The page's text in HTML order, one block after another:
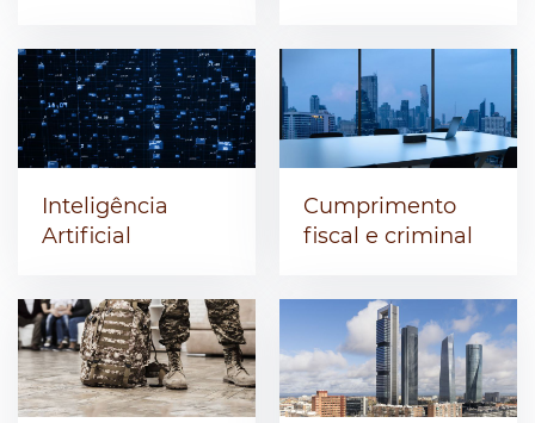
Inteligência
Artificial
Cumprimento
fiscal e criminal